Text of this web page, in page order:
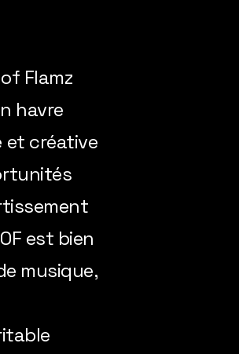
Flamz
havre
et créative
est bien
musique,